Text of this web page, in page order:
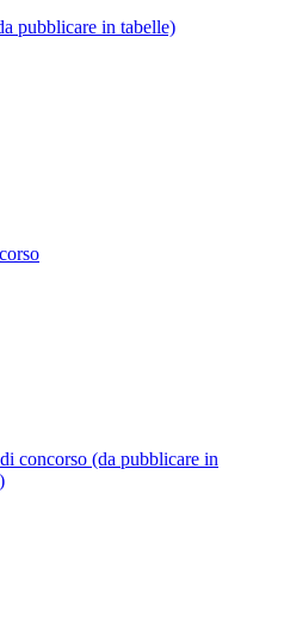
pubblicare in tabelle)
concorso (da pubblicare in